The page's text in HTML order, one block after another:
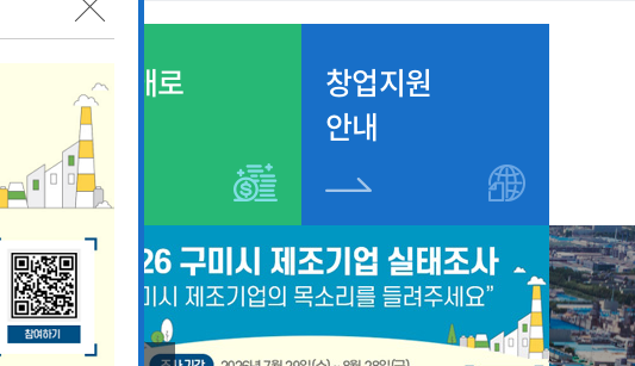
기업애로
접수
창업지원
안내